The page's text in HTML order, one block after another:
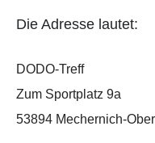
Die Adresse lautet:
DODO-Treff
Zum Sportplatz 9a
53894 Mechernich-